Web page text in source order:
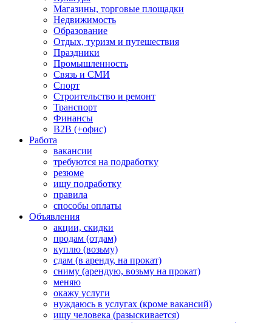
Магазины, торговые площадки
Недвижимость
Образование
Отдых, туризм и путешествия
Праздники
Промышленность
Связь и СМИ
Спорт
Строительство и ремонт
Транспорт
Финансы
B2B (+офис)
Работа
вакансии
требуются на подработку
резюме
ищу подработку
правила
способы оплаты
Объявления
акции, скидки
продам (отдам)
куплю (возьму)
сдам (в аренду, на прокат)
сниму (арендую, возьму на прокат)
меняю
окажу услуги
нуждаюсь в услугах (кроме вакансий)
ищу человека (разыскивается)